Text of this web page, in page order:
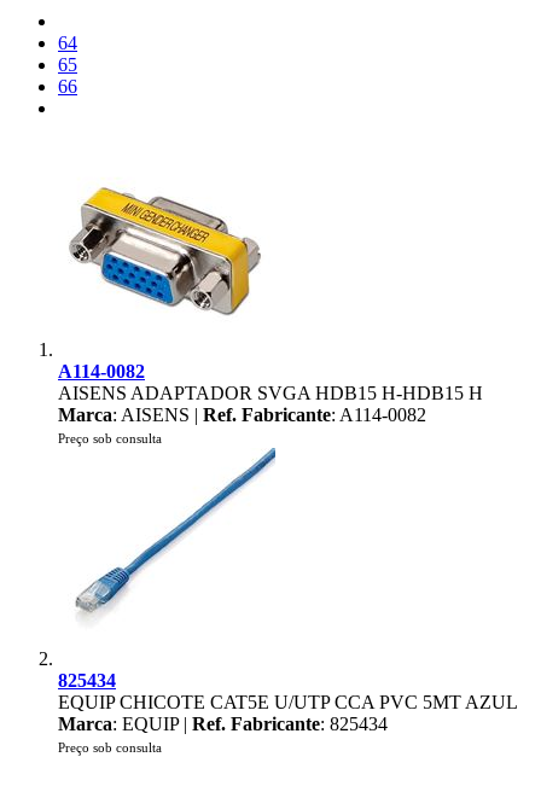
64
65
66
A114-0082
AISENS ADAPTADOR SVGA HDB15 H-HDB15 H
Marca: AISENS | Ref. Fabricante: A114-0082
Preço sob consulta
825434
EQUIP CHICOTE CAT5E U/UTP CCA PVC 5MT AZUL
Marca: EQUIP | Ref. Fabricante: 825434
Preço sob consulta